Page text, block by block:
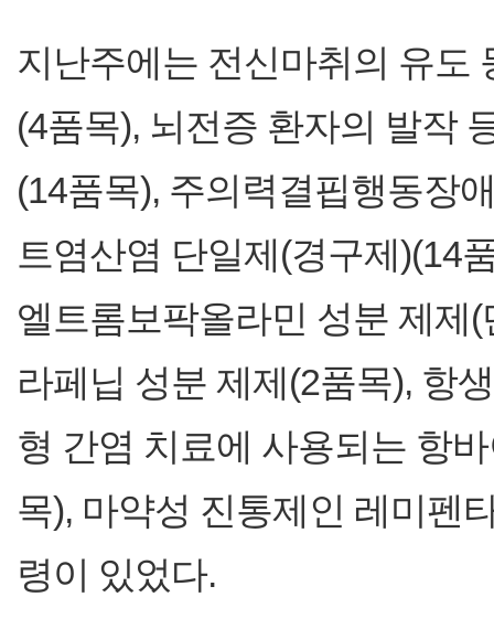
지난주에는 전신마취의 유도
(4품목), 뇌전증 환자의 발작
(14품목), 주의력결핍행동장
트염산염 단일제(경구제)(14
엘트롬보팍올라민 성분 제제
라페닙 성분 제제(2품목), 항
형 간염 치료에 사용되는 항
목), 마약성 진통제인 레미펜
령이 있었다.